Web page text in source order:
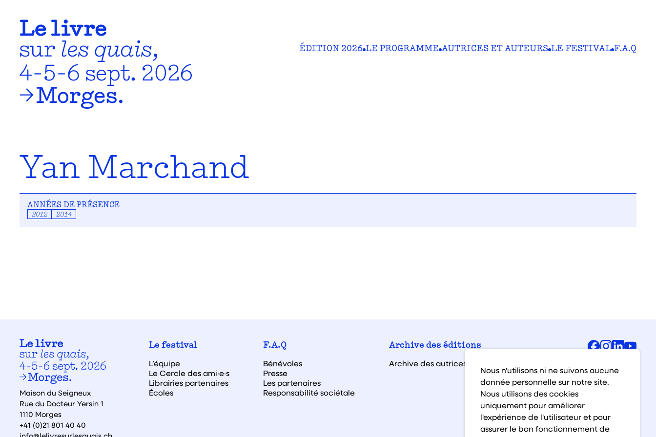
ÉDITION 2026 LE PROGRAMME AUTRICES ET AUTEURS LE FESTIVAL F.A.Q
Yan Marchand
ANNÉES DE PRÉSENCE
2012 2014
Maison du Seigneux
Rue du Docteur Yersin 1
1110 Morges
+41 (0)21 801 40 40
Le festival
L’équipe
Le Cercle des ami·e·s
Librairies partenaires
Écoles
F.A.Q
Bénévoles
Presse
Les partenaires
Responsabilité sociétale
Archive des éditions
Archive des autrices et auteurs
Facebook
Nous n'utilisons ni ne suivons aucune
donnée personnelle sur notre site.
Nous utilisons des cookies
uniquement pour améliorer
l'expérience de l'utilisateur et pour
assurer le bon fonctionnement de